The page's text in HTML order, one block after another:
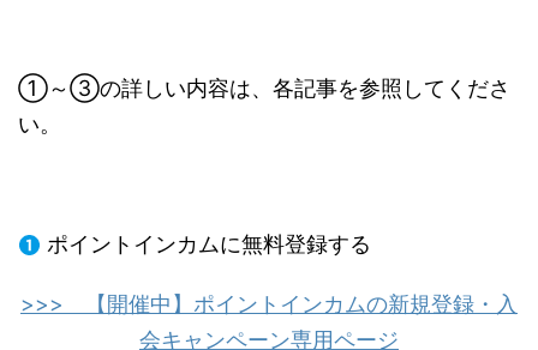
①～③の詳しい内容は、各記事を参照してくださ
い。
ポイントインカムに無料登録する
>>> 【開催中】ポイントインカムの新規登録・入
会キャンペーン専用ページ